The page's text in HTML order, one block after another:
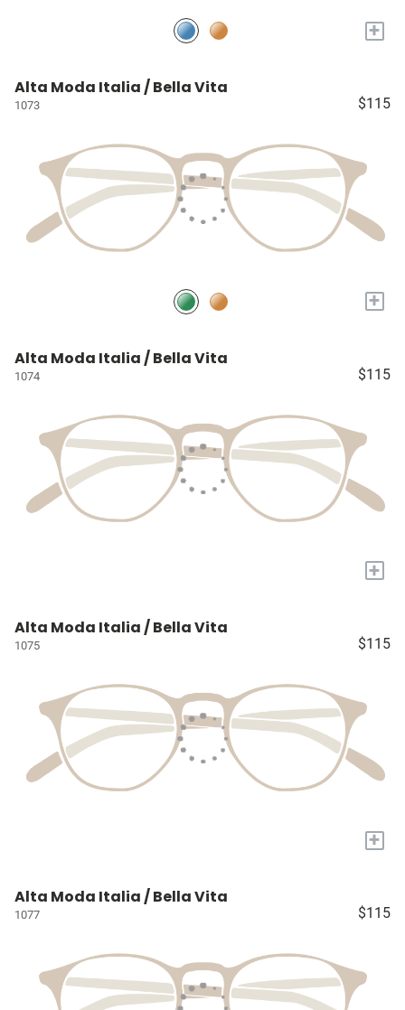
+
Alta Moda Italia / Bella Vita
1073 $115
+
Alta Moda Italia / Bella Vita
1074 $115
+
Alta Moda Italia / Bella Vita
1075 $115
+
Alta Moda Italia / Bella Vita
1077 $115